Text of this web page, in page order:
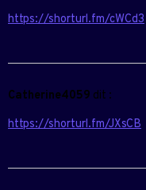
https://shorturl.fm/cWCd3
Catherine4059 dit :
https://shorturl.fm/JXsCB